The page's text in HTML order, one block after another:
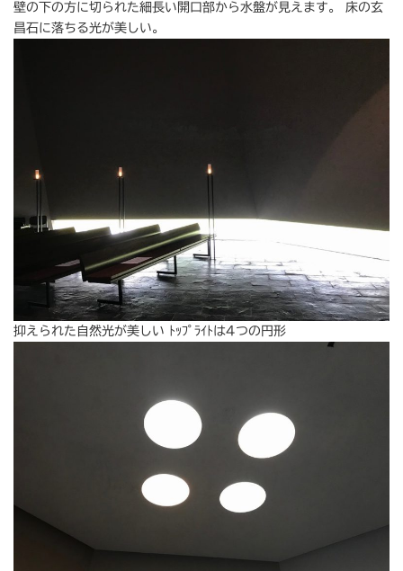
壁の下の方に切られた細長い開口部から水盤が見えます。 床の玄
昌石に落ちる光が美しい。
抑えられた自然光が美しい ﾄｯﾌﾟﾗｲﾄは4つの円形